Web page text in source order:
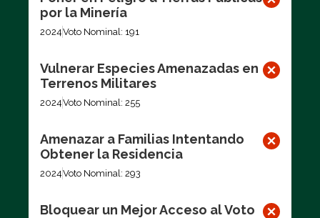
por la Minería
2024Voto Nominal: 191
Vulnerar Especies Amenazadas en
Terrenos Militares
2024Voto Nominal: 255
Amenazar a Familias Intentando
Obtener la Residencia
2024Voto Nominal: 293
Bloquear un Mejor Acceso al Voto